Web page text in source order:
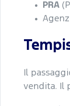
PRA
Il
vendita. Il